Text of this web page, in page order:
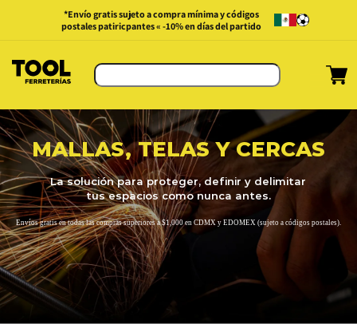
directamente
al contenido
*Envío gratis sujeto a compra mínima y códigos
postales patiricpantes « -10% en días del partido
MALLAS, TELAS Y CERCAS
La solución para proteger, definir y delimitar
tus espacios como nunca antes.
Envíos gratis en todas las compras superiores a $1,000 en CDMX y EDOMEX (sujeto a códigos postales).